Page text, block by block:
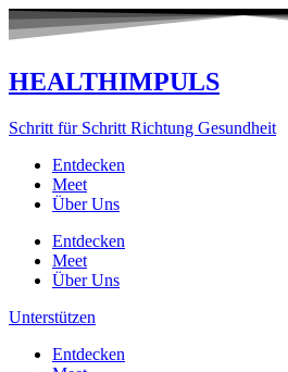
Zum
Inhalt
HEALTHIMPULS
Schritt für Schritt Richtung Gesundheit
Entdecken
Meet
Über Uns
Entdecken
Meet
Über Uns
Unterstützen
Entdecken